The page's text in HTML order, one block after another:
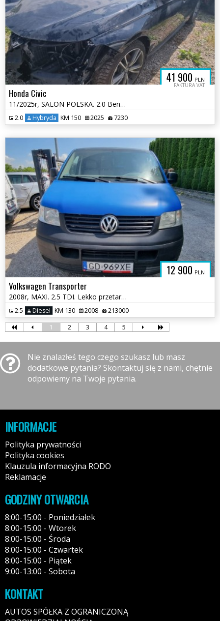
41 900 PLN
FAKTURA VAT
Honda Civic
11/2025r, SALON POLSKA. 2.0 Benzyna HYBRID. Uszkodzony przód. VAT 23.
2.0 Hybryda KM 150 2025 7230
12 900 PLN
Volkswagen Transporter
2008r, MAXI. 2.5 TDI. Lekko przetarty lewy bok. Jeździ.
2.5 Diesel KM 130 2008 213000
1 2 3 4 5
Nie znalazłeś tego czego szukasz lub masz
dodatkowe pytania? Skontaktuj się z nami, chętnie
odpowiemy na Twoje pytania.
INFORMACJE
Polityka prywatności
Polityka cookies
Klauzula informacyjna RODO
Reklamacje
GODZINY OTWARCIA
8:00-15:00 - Poniedziałek
8:00-15:00 - Wtorek
8:00-15:00 - Środa
8:00-15:00 - Czwartek
8:00-15:00 - Piątek
9:00-13:00 - Sobota
KONTAKT
AUTOS SPÓŁKA Z OGRANICZONĄ